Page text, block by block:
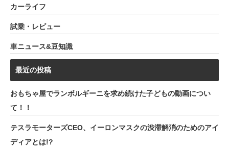
カーライフ
試乗・レビュー
車ニュース&豆知識
最近の投稿
おもちゃ屋でランボルギーニを求め続けた子どもの動画につい
て！！
テスラモーターズCEO、イーロンマスクの渋滞解消のためのアイ
ディアとは!?